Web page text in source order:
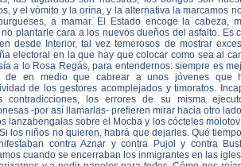
y el vómito y la orina, y la alternativa la marcamos
a mamar. El Estado encoge la cabeza,
plantarle cara a los nuevos dueños del asfalto. Es
desde Interior, tal vez temerosos de mostrar
electoral en la que hay que colocar como sea al
a lo Rosa Regás, para entendernos: siempre es
de en medio que cabrear a unos jóvenes que
de los gestores acomplejados y timoratos.
contradicciones, los errores de su misma
-por así llamarlas- prefieren mirar hacia otro
lanzabengalas sobre el Mocba y los cócteles
los niños no quieren, habrá que dejarles. Qué
contra Aznar y contra Pujol y contra
cuando se encerraban los inmigrantes en las